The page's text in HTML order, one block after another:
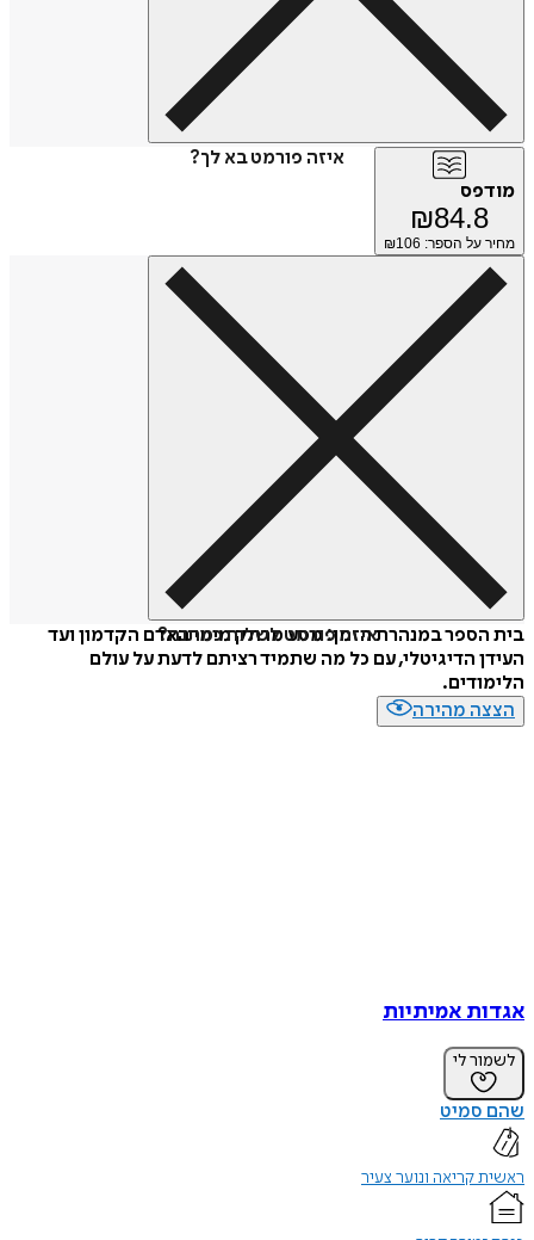
איזה פורמט בא לך?
מודפס
₪84.8
מחיר על הספר: ₪ 106
איזה פורמט לשלוח כמתנה?
בית הספר במנהרת הזמן: מסע מרתק מימי האדם הקדמון ועד
העידן הדיגיטלי, עם כל מה שתמיד רציתם לדעת על עולם
הלימודים.
הצצה מהירה
אגדות אמיתיות
לשמור לי
שהם סמיט
ראשית קריאה ונוער צעיר